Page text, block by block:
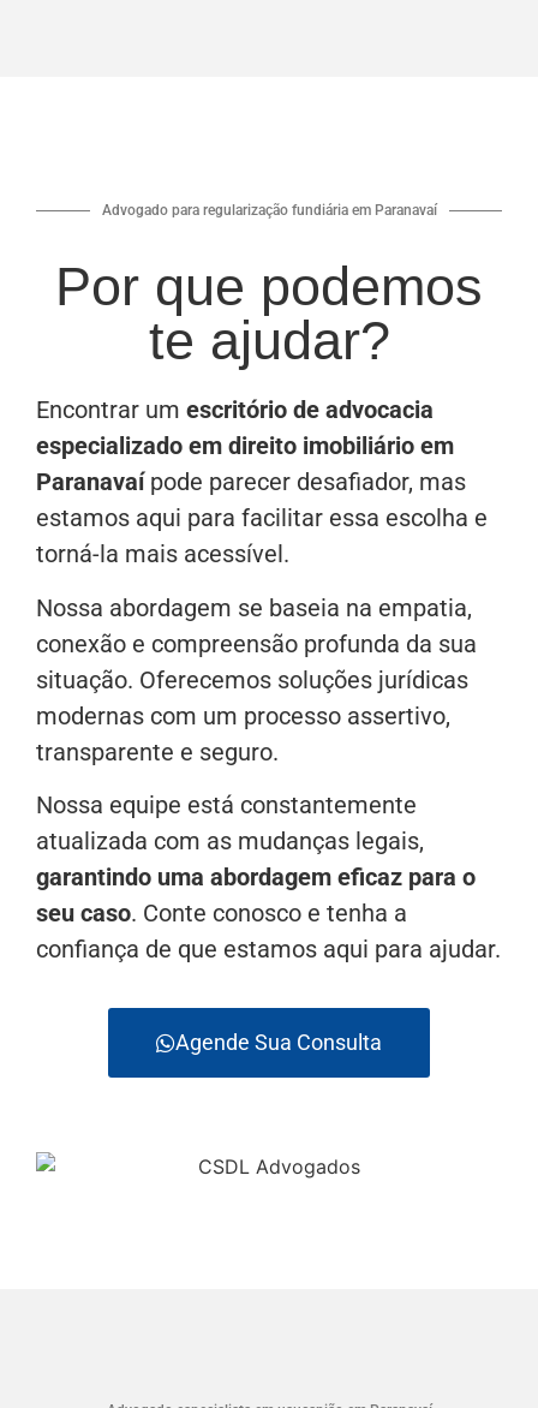
Advogado para regularização fundiária em Paranavaí
Por que podemos
te ajudar?
Encontrar um escritório de advocacia
especializado em direito imobiliário em
Paranavaípode parecer desafiador, mas
estamos aqui para facilitar essa escolha e
torná-la mais acessível.
Nossa abordagem se baseia na empatia,
conexão e compreensão profunda da sua
situação. Oferecemos soluções jurídicas
modernas com um processo assertivo,
transparente e seguro.
Nossa equipe está constantemente
atualizada com as mudanças legais,
garantindo uma abordagem eficaz para o
seu caso. Conte conosco e tenha a
confiança de que estamos aqui para ajudar.
Agende Sua Consulta